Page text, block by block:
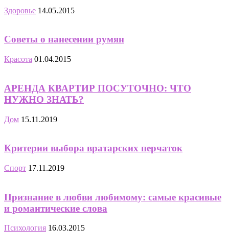
Здоровье 14.05.2015
Советы о нанесении румян
Красота 01.04.2015
АРЕНДА КВАРТИР ПОСУТОЧНО: ЧТО
НУЖНО ЗНАТЬ?
Дом 15.11.2019
Критерии выбора вратарских перчаток
Спорт 17.11.2019
Признание в любви любимому: самые красивые
и романтические слова
Психология 16.03.2015